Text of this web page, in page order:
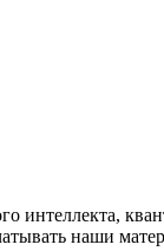
интеллекта,
наши